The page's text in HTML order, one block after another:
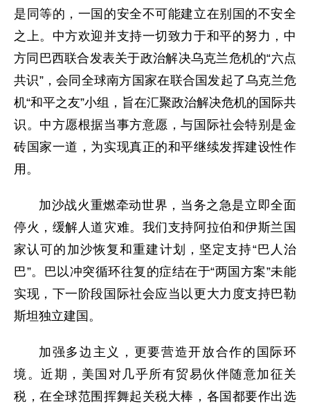
是同等的，一国的安全不可能建立在别国的不安全
之上。中方欢迎并支持一切致力于和平的努力，中
方同巴西联合发表关于政治解决乌克兰危机的“六点
共识”，会同全球南方国家在联合国发起了乌克兰危
机“和平之友”小组，旨在汇聚政治解决危机的国际共
识。中方愿根据当事方意愿，与国际社会特别是金
砖国家一道，为实现真正的和平继续发挥建设性作
用。
加沙战火重燃牵动世界，当务之急是立即全面
停火，缓解人道灾难。我们支持阿拉伯和伊斯兰国
家认可的加沙恢复和重建计划，坚定支持“巴人治
巴”。巴以冲突循环往复的症结在于“两国方案”未能
实现，下一阶段国际社会应当以更大力度支持巴勒
斯坦独立建国。
加强多边主义，更要营造开放合作的国际环
境。近期，美国对几乎所有贸易伙伴随意加征关
税，在全球范围挥舞起关税大棒，各国都要作出选